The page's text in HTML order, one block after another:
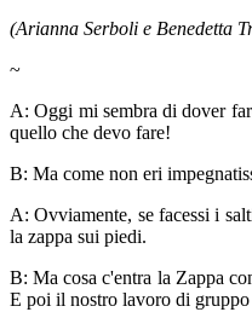
(Arianna Serboli e Benedetta
~
A: Oggi mi sembra di dover
quello che devo fare!
B: Ma come non eri
A: Ovviamente, se facessi i
la zappa sui piedi.
B: Ma cosa c'entra la Zappa
E poi il nostro lavoro di